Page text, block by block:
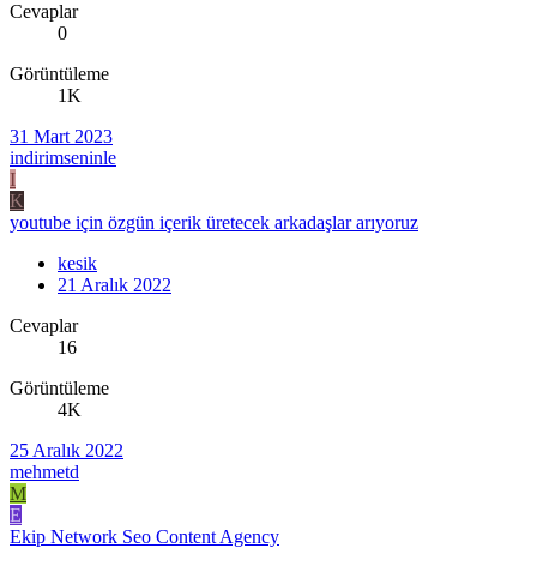
Cevaplar
0
Görüntüleme
1K
31 Mart 2023
indirimseninle
I
K
youtube için özgün içerik üretecek arkadaşlar arıyoruz
kesik
21 Aralık 2022
Cevaplar
16
Görüntüleme
4K
25 Aralık 2022
mehmetd
M
E
Ekip Network Seo Content Agency